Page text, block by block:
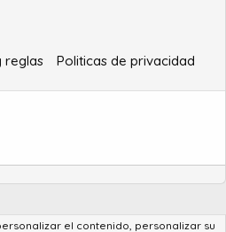
reglas
Politicas de privacidad
el contenido, personalizar su